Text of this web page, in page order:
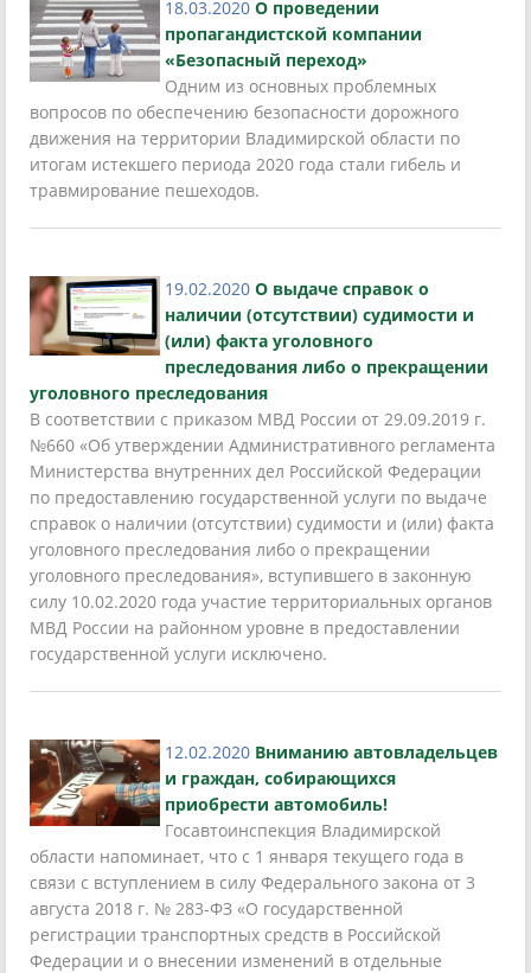
18.03.2020 О проведении
пропагандистской компании
«Безопасный переход»
Одним из основных проблемных
вопросов по обеспечению безопасности дорожного
движения на территории Владимирской области по
итогам истекшего периода 2020 года стали гибель и
травмирование пешеходов.
19.02.2020 О выдаче справок о
наличии (отсутствии) судимости и
(или) факта уголовного
преследования либо о прекращении
уголовного преследования
В соответствии с приказом МВД России от 29.09.2019 г.
№660 «Об утверждении Административного регламента
Министерства внутренних дел Российской Федерации
по предоставлению государственной услуги по выдаче
справок о наличии (отсутствии) судимости и (или) факта
уголовного преследования либо о прекращении
уголовного преследования», вступившего в законную
силу 10.02.2020 года участие территориальных органов
МВД России на районном уровне в предоставлении
государственной услуги исключено.
12.02.2020 Вниманию автовладельцев
и граждан, собирающихся
приобрести автомобиль!
Госавтоинспекция Владимирской
области напоминает, что с 1 января текущего года в
связи с вступлением в силу Федерального закона от 3
августа 2018 г. № 283-ФЗ «О государственной
регистрации транспортных средств в Российской
Федерации и о внесении изменений в отдельные